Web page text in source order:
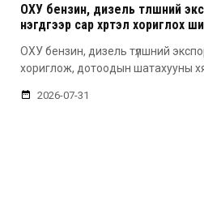
ОХУ бензин, дизель түлшний
нэгдүгээр сар хүртэл хориглох
ОХУ бензин, дизель түлшний
хориглож, дотоодын шатахууны
2026-07-31